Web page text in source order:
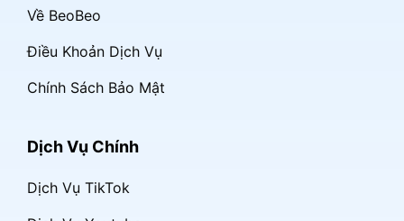
Về BeoBeo
Điều Khoản Dịch Vụ
Chính Sách Bảo Mật
Dịch Vụ Chính
Dịch Vụ TikTok